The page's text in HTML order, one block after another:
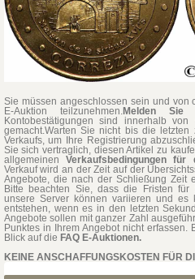
Sie müssen angeschlossen sein und von
E-Auktion teilzunehmen.Melden
Kontobestätigungen sind innerhalb
gemacht.Warten Sie nicht bis die
Verkaufs, um Ihre Registrierung
Sie sich vertraglich, diesen Artikel zu
allgemeinenVerkaufsbedingungen
Verkauf wird an der Zeit auf der
Angebote, die nach der Schließung Zeit
Bitte beachten Sie, dass die Fristen
unsere Server können variieren und es
entstehen, wenn es in den letzten
Angebote sollen mit ganzer Zahl
Punktes in Ihrem Angebot nicht
Blick auf die FAQ E-Auktionen.
KEINE ANSCHAFFUNGSKOSTEN FÜR